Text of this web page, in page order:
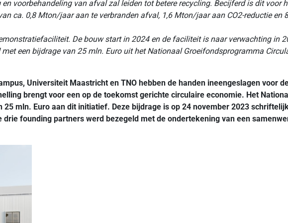
voorbehandeling van afval zal leiden tot betere recycling. Becijferd is dit voor
ca. 0,8 Mton/jaar aan te verbranden afval, 1,6 Mton/jaar aan CO2-reductie en
De bouw start in 2024 en de faciliteit is naar verwachting in
een bijdrage van 25 mln. Euro uit het Nationaal Groeifondsprogramma
Universiteit Maastricht en TNO hebben de handen ineengeslagen voor
brengt voor een op de toekomst gerichte circulaire economie. Het
mln. Euro aan dit initiatief. Deze bijdrage is op 24 november 2023
founding partners werd bezegeld met de ondertekening van een